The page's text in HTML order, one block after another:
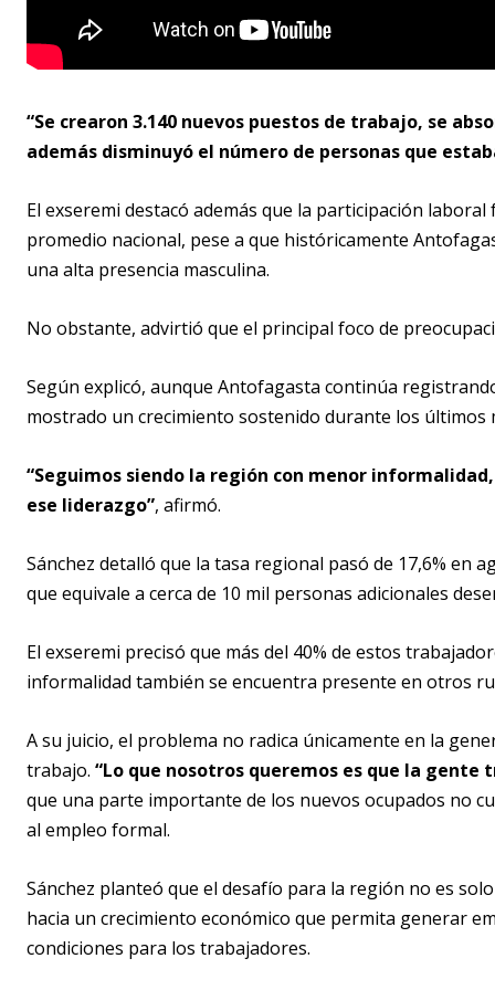
“Se crearon 3.140 nuevos puestos de trabajo, se
además disminuyó el número de personas que
El exseremi destacó además que la participación
promedio nacional, pese a que históricamente
una alta presencia masculina.
No obstante, advirtió que el principal foco de
Según explicó, aunque Antofagasta continúa
mostrado un crecimiento sostenido durante los últimos
“Seguimos siendo la región con menor
ese liderazgo”, afirmó.
Sánchez detalló que la tasa regional pasó de 17,6% en
que equivale a cerca de 10 mil personas adicionales
El exseremi precisó que más del 40% de estos
informalidad también se encuentra presente en otros
A su juicio, el problema no radica únicamente en la
trabajo. “Lo que nosotros queremos es que la gente
que una parte importante de los nuevos ocupados no
al empleo formal.
Sánchez planteó que el desafío para la región no es
hacia un crecimiento económico que permita generar
condiciones para los trabajadores.